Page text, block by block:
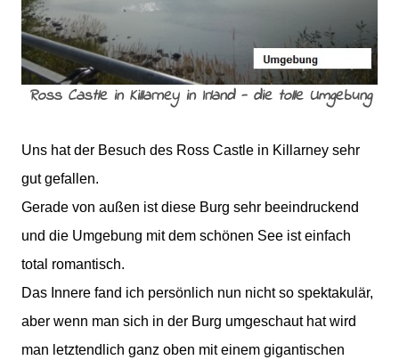
Ross Castle in Killarney in Irland - die tolle Umgebung
Uns hat der Besuch des Ross Castle in Killarney sehr
gut gefallen.
Gerade von außen ist diese Burg sehr beeindruckend
und die Umgebung mit dem schönen See ist einfach
total romantisch.
Das Innere fand ich persönlich nun nicht so spektakulär,
aber wenn man sich in der Burg umgeschaut hat wird
man letztendlich ganz oben mit einem gigantischen